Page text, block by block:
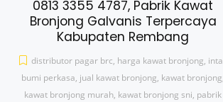
0813 3355 4787, Pabrik Kawat
Bronjong Galvanis Terpercaya
Kabupaten Rembang
distributor pagar brc, harga kawat bronjong,
bumi perkasa, jual kawat bronjong, kawat bronjong
kawat bronjong murah, kawat bronjong sni, pabrik